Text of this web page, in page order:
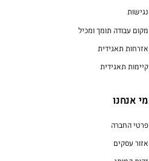
נגישות
מקום עבודה תומך ומכיל
אזרחות תאגידית
קיימות תאגידית
מי אנחנו
פרטי החברה
אזור עסקים